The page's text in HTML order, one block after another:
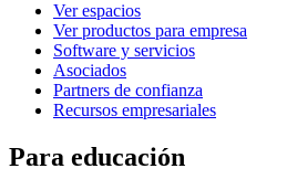
Ver espacios
Ver productos para empresa
Software y servicios
Asociados
Partners de confianza
Recursos empresariales
Para educación